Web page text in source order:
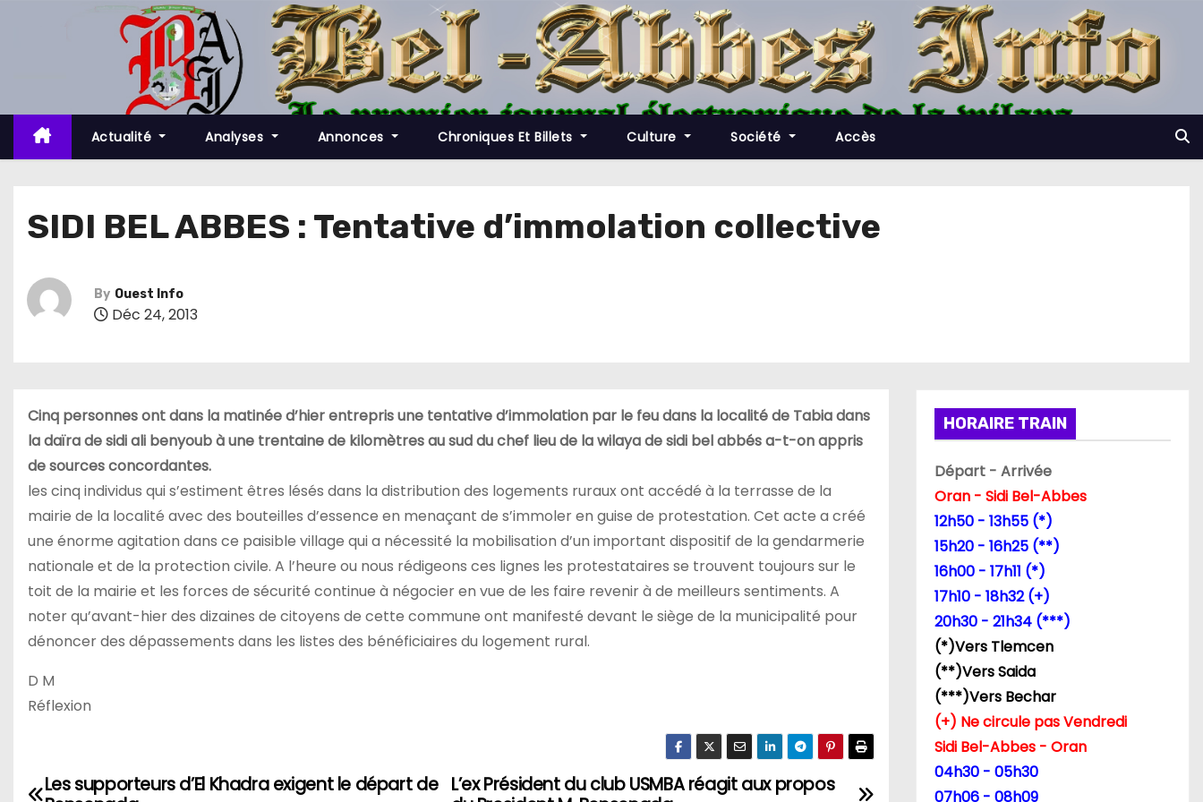
t
c
Actualité Analyses Annonces Chroniques Et Billets Culture Société Accès
SIDI BEL ABBES : Tentative d’immolation collective
By Ouest Info
Déc 24, 2013
Cinq personnes ont dans la matinée d’hier entrepris une tentative d’immolation par le feu dans la localité de Tabia dans
la daïra de sidi ali benyoub à une trentaine de kilomètres au sud du chef lieu de la wilaya de sidi bel abbés a-t-on appris
de sources concordantes.
les cinq individus qui s’estiment êtres lésés dans la distribution des logements ruraux ont accédé à la terrasse de la
mairie de la localité avec des bouteilles d’essence en menaçant de s’immoler en guise de protestation. Cet acte a créé
une énorme agitation dans ce paisible village qui a nécessité la mobilisation d’un important dispositif de la gendarmerie
nationale et de la protection civile. A l’heure ou nous rédigeons ces lignes les protestataires se trouvent toujours sur le
toit de la mairie et les forces de sécurité continue à négocier en vue de les faire revenir à de meilleurs sentiments. A
noter qu’avant-hier des dizaines de citoyens de cette commune ont manifesté devant le siège de la municipalité pour
dénoncer des dépassements dans les listes des bénéficiaires du logement rural.
D M
Réflexion
N
L’ex Président du club USMBA réagit aux propos
Les supporteurs d’El Khadra exigent le départ de
HORAIRE TRAIN
Départ - Arrivée
Oran - Sidi Bel-Abbes
12h50 - 13h55 (*)
15h20 - 16h25 (**)
16h00 - 17h11 (*)
17h10 - 18h32 (+)
20h30 - 21h34 (***)
(*)Vers Tlemcen
(**)Vers Saida
(***)Vers Bechar
(+) Ne circule pas Vendredi
Sidi Bel-Abbes - Oran
04h30 - 05h30
07h06 - 08h09